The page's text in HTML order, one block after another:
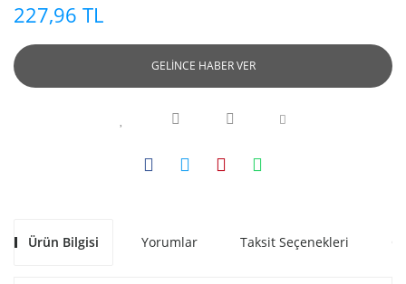
227,96 TL
GELİNCE HABER VER
Ürün Bilgisi Yorumlar Taksit Seçenekleri